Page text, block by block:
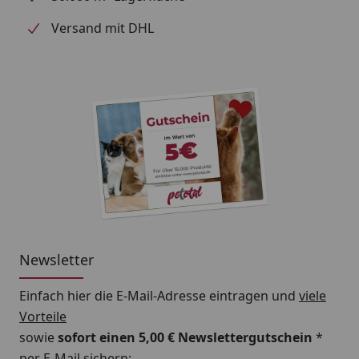
Versand mit DHL
Newsletter
Einfach hier die E-Mail-Adresse eintragen und viele
Vorteile
sowiesofort einen 5,00 € Newslettergutschein *